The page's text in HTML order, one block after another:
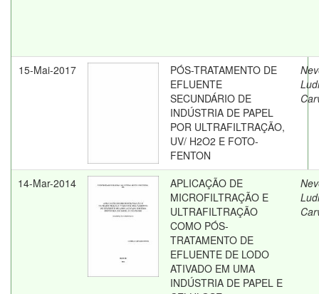
15-Mai-2017
PÓS-TRATAMENTO DE
EFLUENTE
SECUNDÁRIO DE
INDÚSTRIA DE PAPEL
POR ULTRAFILTRAÇÃO,
UV/ H2O2 E FOTO-
FENTON
14-Mar-2014
APLICAÇÃO DE
MICROFILTRAÇÃO E
ULTRAFILTRAÇÃO
COMO PÓS-
TRATAMENTO DE
EFLUENTE DE LODO
ATIVADO EM UMA
INDÚSTRIA DE PAPEL E